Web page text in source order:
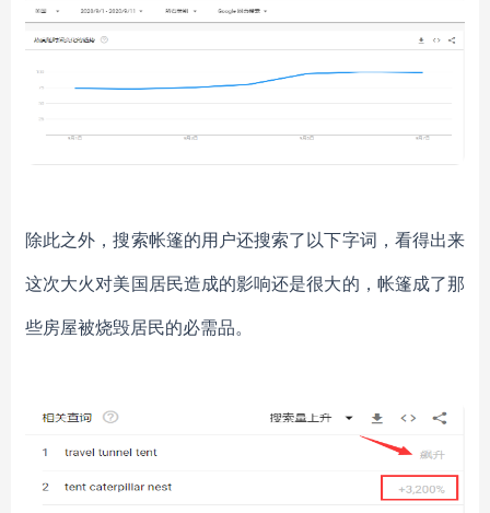
除此之外，搜索帐篷的用户还搜索了以下字词，看得出来
这次大火对美国居民造成的影响还是很大的，帐篷成了那
些房屋被烧毁居民的必需品。